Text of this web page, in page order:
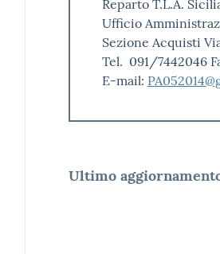
Reparto T.L.A.
Ufficio
Sezione Acquisti
Tel. 091/7442046
E-mail:
Ultimo